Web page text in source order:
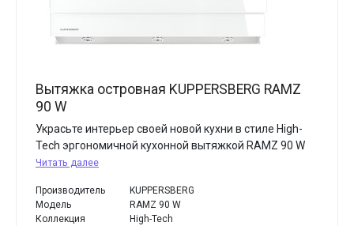
Вытяжка островная KUPPERSBERG RAMZ
90 W
Украсьте интерьер своей новой кухни в стиле High-
Tech эргономичной кухонной вытяжкой RAMZ 90 W
Читать далее
Производитель
KUPPERSBERG
Модель
RAMZ 90 W
Коллекция
High-Tech